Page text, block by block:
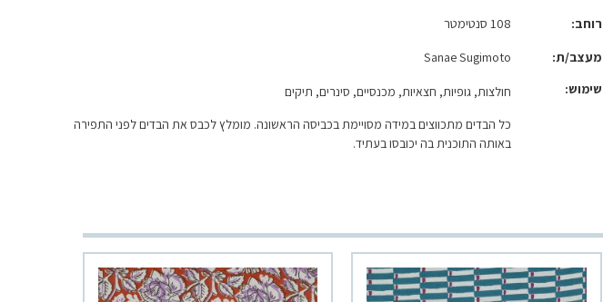
רוחב
108 סנטימטר
מעצב/ת
Sanae Sugimoto
שימוש:
חולצות, גופיות, חצאיות, מכנסיים, סינרים, תיקים
כל הבדים מתכווצים במידה מסויימת בכביסה הראשונה. מומלץ לכבס את הבדים לפני התפירה
באותה התוכנית בה יכובסו בעתיד.